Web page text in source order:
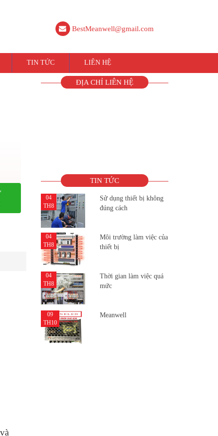
BestMeanwell@gmail.com
TIN TỨC LIÊN HỆ
ĐỊA CHỈ LIÊN HỆ
TIN TỨC
04
TH8
Sử dụng thiết bị không
đúng cách
04
TH8
Môi trường làm việc của
thiết bị
04
TH8
Thời gian làm việc quá
mức
09
TH10
Meanwell